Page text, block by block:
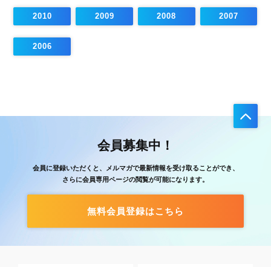
2010 2009 2008 2007
2006
会員募集中！
会員に登録いただくと、メルマガで最新情報を受け取ることができ、
さらに会員専用ページの閲覧が可能になります。
無料会員登録はこちら